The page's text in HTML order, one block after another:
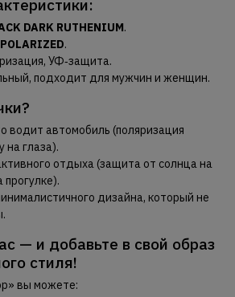
DARK RUTHENIUM.
.
УФ‑защита.
подходит для мужчин и женщин.
водит автомобиль (поляризация
на глаза).
отдыха (защита от солнца на
прогулке).
дизайна, который не
— и добавьте в свой образ
стиля!
вы можете: